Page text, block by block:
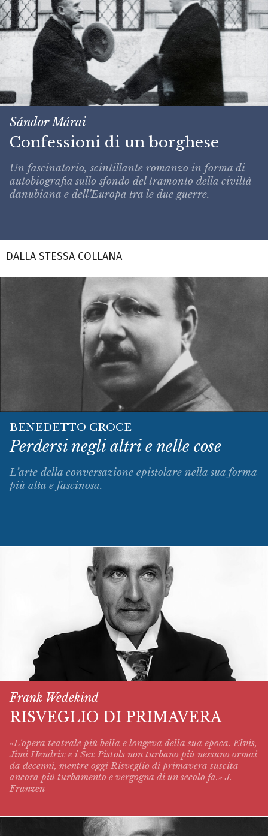
Sándor Márai
Confessioni di un borghese
Un fascinatorio, scintillante romanzo in forma di
autobiografia sullo sfondo del tramonto della civiltà
danubiana e dell’Europa tra le due guerre.
DALLA STESSA COLLANA
BENEDETTO CROCE
Perdersi negli altri e nelle cose
L’arte della conversazione epistolare nella sua forma
più alta e fascinosa.
Frank Wedekind
RISVEGLIO DI PRIMAVERA
«L'opera teatrale più bella e longeva della sua epoca. Elvis,
Jimi Hendrix e i Sex Pistols non turbano più nessuno ormai
da decenni, mentre oggi Risveglio di primavera suscita
ancora più turbamento e vergogna di un secolo fa.» J.
Franzen